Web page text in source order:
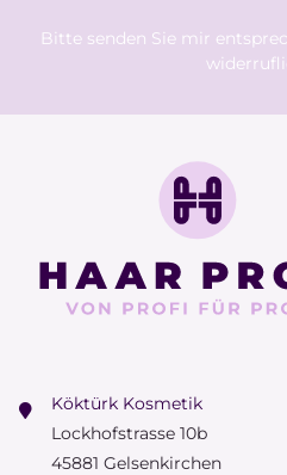
Bitte senden Sie mir
Köktürk Kosmetik
Lockhofstrasse 10b
45881 Gelsenkirchen